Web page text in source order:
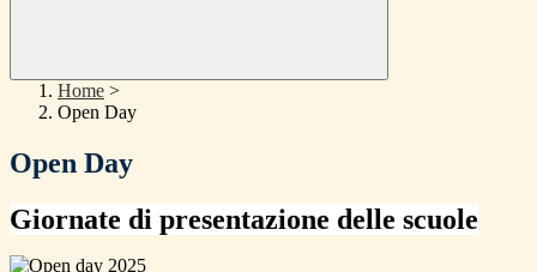
Home >
Open Day
Open Day
Giornate di presentazione delle scuole